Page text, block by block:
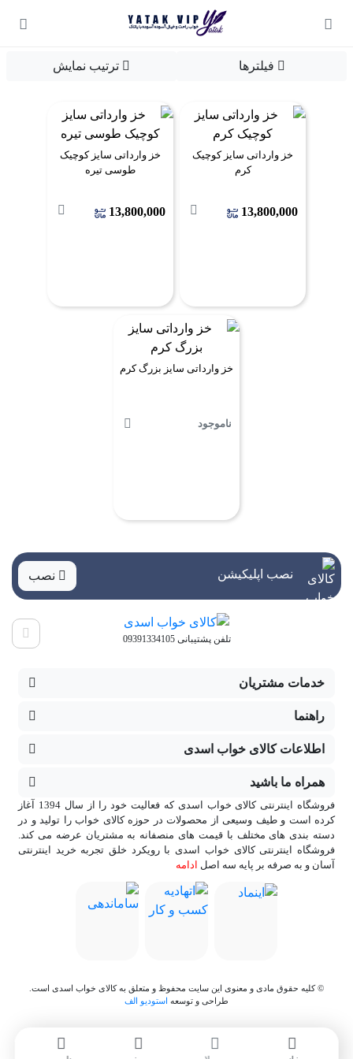
فیلترها ترتیب نمایش
خز وارداتی سایز کوچیک
کرم
13,800,000
خز وارداتی سایز کوچیک
طوسی تیره
13,800,000
خز وارداتی سایز بزرگ کرم
ناموجود
نصب اپلیکیشن نصب
تلفن پشتیبانی 09391334105
خدمات مشتریان
راهنما
اطلاعات کالای خواب اسدی
همراه ما باشید
فروشگاه اینترنتی کالای خواب اسدی که فعالیت خود را از سال 1394 آغاز
کرده است و طیف وسیعی از محصولات در حوزه کالای خواب را تولید و در
دسته بندی های مختلف با قیمت های منصفانه به مشتریان عرضه می کند.
فروشگاه اینترنتی کالای خواب اسدی با رویکرد خلق تجربه خرید اینترنتی
آسان و به صرفه بر پایه سه اصل ادامه
© کلیه حقوق مادی و معنوی این سایت محفوظ و متعلق به کالای خواب اسدی است.
طراحی و توسعه استودیو الف